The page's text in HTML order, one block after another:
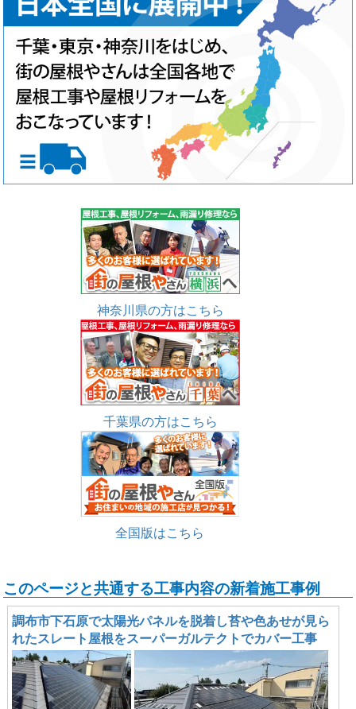
神奈川県の方はこちら
千葉県の方はこちら
全国版はこちら
このページと共通する工事内容の新着施工事例
調布市下石原で太陽光パネルを脱着し苔や色あせが見ら
れたスレート屋根をスーパーガルテクトでカバー工事